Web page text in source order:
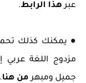
عبر هذا الرابط.
● يمكنك كذلك
مزدوج اللغة
جميل ومبهر من هنا.